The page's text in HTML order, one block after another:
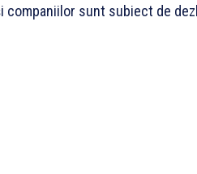
companiilor sunt subiect de